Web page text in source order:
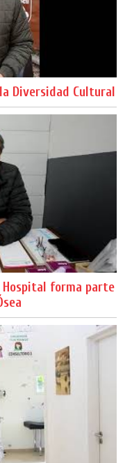
Diversidad Cultural
Hospital forma parte